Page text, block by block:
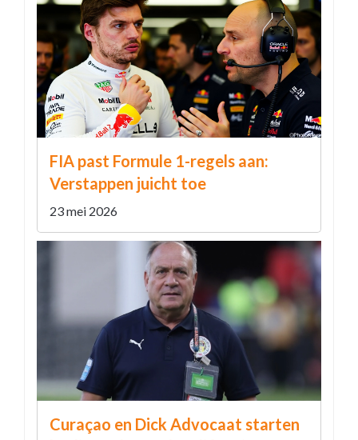
FIA past Formule 1-regels aan:
Verstappen juicht toe
23 mei 2026
Curaçao en Dick Advocaat starten